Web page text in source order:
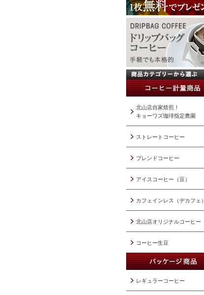
北山店自家焙煎！
キョーワズ珈琲指定農園
ストレートコーヒー
ブレンドコーヒー
アイスコーヒー（豆）
カフェインレス（デカフェ）
北山店オリジナルコーヒー
コーヒー生豆
レギュラーコーヒー